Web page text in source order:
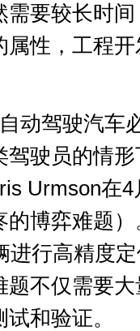
要较长时
性，工程
动驾驶汽车
驶员的情
Urmson在4
博弈难题
进行高精度
不仅需要
和验证。